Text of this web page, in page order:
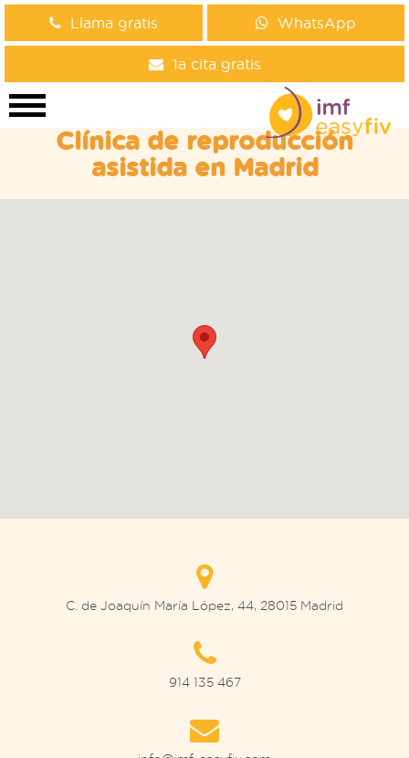
Llama gratis WhatsApp
1a cita gratis
Clínica de reproducción
asistida en Madrid
C. de Joaquín María López, 44, 28015 Madrid
914 135 467